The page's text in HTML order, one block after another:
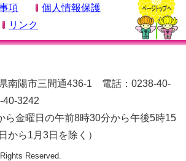
項
個人情報保護
リンク
南陽市三間通436-1 電話：0238-40-
3242
ら金曜日の午前8時30分から午後5時15
から1月3日を除く）
Reserved.